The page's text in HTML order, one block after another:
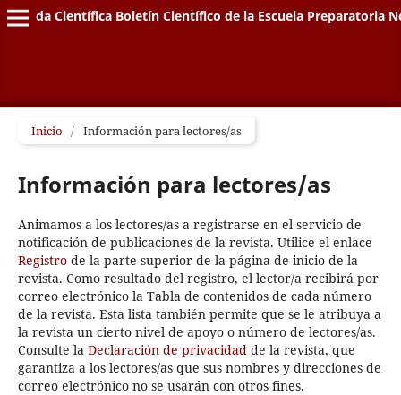
Vida Científica Boletín Científico de la Escuela Preparatoria
Inicio / Información para lectores/as
Información para lectores/as
Animamos a los lectores/as a registrarse en el servicio de
notificación de publicaciones de la revista. Utilice el enlace
Registrode la parte superior de la página de inicio de la
revista. Como resultado del registro, el lector/a recibirá por
correo electrónico la Tabla de contenidos de cada número
de la revista. Esta lista también permite que se le atribuya a
la revista un cierto nivel de apoyo o número de lectores/as.
Consulte la Declaración de privacidadde la revista, que
garantiza a los lectores/as que sus nombres y direcciones de
correo electrónico no se usarán con otros fines.